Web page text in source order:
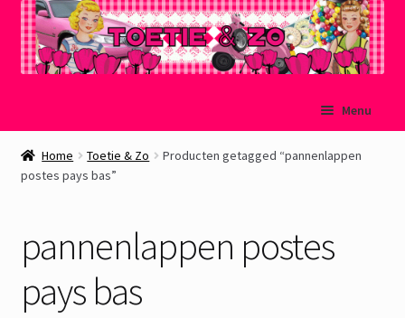
naar
navigatie
de
inhoud
Menu
Welkom
Winkelmand
Afrekenen
Home Toetie & Zo
Producten getagged “pannenlappen
postes pays bas”
pannenlappen postes
pays bas